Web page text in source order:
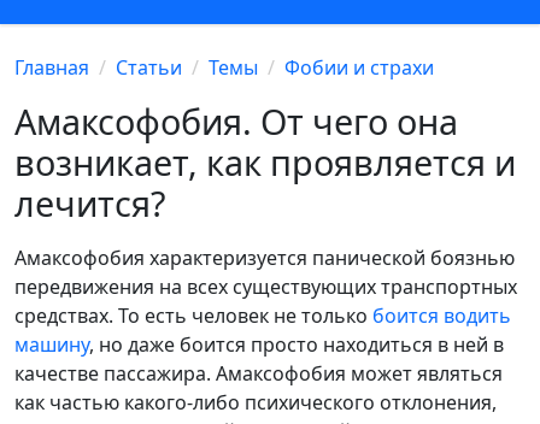
Главная Статьи Темы Фобии и страхи
Амаксофобия. От чего она
возникает, как проявляется и
лечится?
Амаксофобия характеризуется панической боязнью
передвижения на всех существующих транспортных
средствах. То есть человек не только боится водить
машину, но даже боится просто находиться в ней в
качестве пассажира. Амаксофобия может являться
как частью какого-либо психического отклонения,